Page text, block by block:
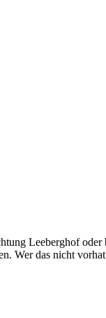
Leeberghof oder
Wer das nicht